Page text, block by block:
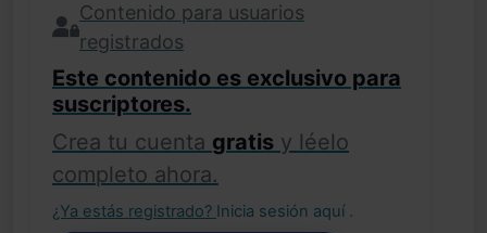
Contenido para usuarios
registrados
Este contenido es exclusivo para
suscriptores.
Crea tu cuenta gratis y léelo
completo ahora.
¿Ya estás registrado? Inicia sesión aquí .